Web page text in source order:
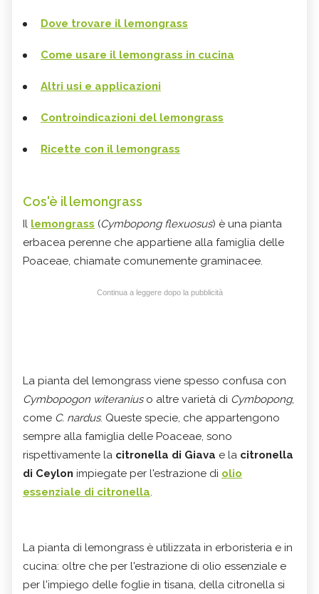
Dove trovare il lemongrass
Come usare il lemongrass in cucina
Altri usi e applicazioni
Controindicazioni del lemongrass
Ricette con il lemongrass
Cos'è il lemongrass
Il lemongrass (Cymbopong flexuosus) è una pianta
erbacea perenne che appartiene alla famiglia delle
Poaceae, chiamate comunemente graminacee.
Continua a leggere dopo la pubblicità
La pianta del lemongrass viene spesso confusa con
Cymbopogon witeraniuso altre varietà di Cymbopong,
come C. nardus. Queste specie, che appartengono
sempre alla famiglia delle Poaceae, sono
rispettivamente la citronella di Giava e la citronella
di Ceylon impiegate per l'estrazione di olio
essenziale di citronella.
La pianta di lemongrass è utilizzata in erboristeria e in
cucina: oltre che per l'estrazione di olio essenziale e
per l'impiego delle foglie in tisana, della citronella si